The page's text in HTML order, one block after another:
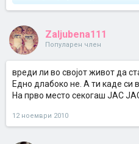
Zaljubena111
Популарен член
вреди ли во својот живот да
Едно длабоко не. А ти каде си
На прво место секогаш ЈАС
12 ноември 2010